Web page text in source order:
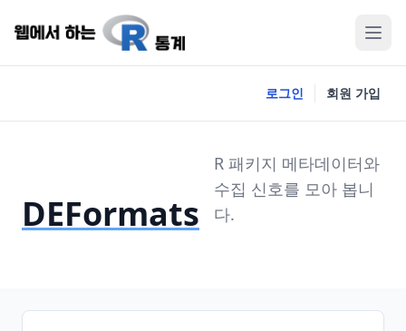
로그인 회원 가입
DEFormats
R 패키지 메타데이터와
수집 신호를 모아 봅니
다.